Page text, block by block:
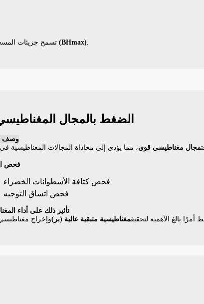
تسمح جزيئات أقصى ناتج طاقة (BHmax).
5. الضغط بالمجال
وصف
مجال مغناطيسي قوي، مما يؤدي إلى محاذاة المجالات المغناطيسية في
فحص
فحص كثافة الأسطوانات الخضراء
فحص اتساق التوجيه
تأثير ذلك على أداء
أمرًا بالغ الأهمية لتحقيقمغناطيسية متبقية عالية (بر)